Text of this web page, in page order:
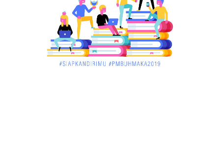
Miris, Bocah 5 Tahun Tenggelam di Hadapan
Ibunya
December 02, 2017
UNCATEGORIZED
Pekan Ini, Dua Emiten Catatkan Obligasi Rp1, 45
Triliun